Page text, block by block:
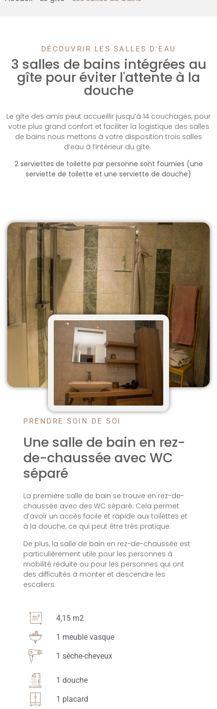
DÉCOUVRIR LES SALLES D'EAU
3 salles de bains intégrées au
gîte pour éviter l'attente à la
douche
Le gîte des amis peut accueillir jusqu’à 14 couchages, pour
votre plus grand confort et faciliter la logistique des salles
de bains nous mettons à votre disposition trois salles
d’eau à l’intérieur du gîte.
2 serviettes de toilette par personne sont fournies (une
serviette de toilette et une serviette de douche)
PRENDRE SOIN DE SOI
Une salle de bain en rez-
de-chaussée avec WC
séparé
La première salle de bain se trouve en rez-de-
chaussée avec des WC séparé. Cela permet
d’avoir un accès facile et rapide aux toilettes et
à la douche, ce qui peut être très pratique.
De plus, la salle de bain en rez-de-chaussée est
particulièrement utile pour les personnes à
mobilité réduite ou pour les personnes qui ont
des difficultés à monter et descendre les
escaliers.
4,15 m2
1 meuble vasque
1 sèche-cheveux
1 douche
1 placard